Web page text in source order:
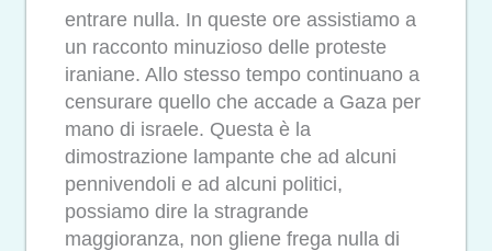
entrare nulla. In queste ore assistiamo a
un racconto minuzioso delle proteste
iraniane. Allo stesso tempo continuano a
censurare quello che accade a Gaza per
mano di israele. Questa è la
dimostrazione lampante che ad alcuni
pennivendoli e ad alcuni politici,
possiamo dire la stragrande
maggioranza, non gliene frega nulla di